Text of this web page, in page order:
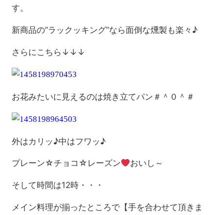
す。
新商品の”ラックッキング”なら面倒な燻製も楽々♪
さらにこちら↓↓↓
お花みたいに見えるのは焼き立てパン＃＾０＾＃
外はカリッ♪中はフワッ♪
プレーン☆チョコ☆レーズン おいし～
そして時間は12時・・・
メイン料理が揃ったところで【手を合わせて頂きま